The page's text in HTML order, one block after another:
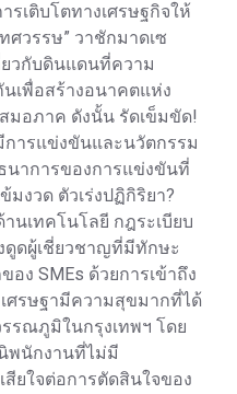
รเติบโตทางเศรษฐกิจให้
ศวรรษ” วาชักมาดเซ
วกับดินแดนที่ความ
เพื่อสร้างอนาคตแห่ง
มอภาค ดังนั้น รัดเข็มขัด!
การแข่งขันและนวัตกรรม
นาการของการแข่งขันที่
งวด ตัวเร่งปฏิกิริยา?
นเทคโนโลยี กฎระเบียบ
ดูดผู้เชี่ยวชาญที่มีทักษะ
ง SMEs ด้วยการเข้าถึง
ศรษฐามีความสุขมากที่ได้
รณภูมิในกรุงเทพฯ โดย
พนักงานที่ไม่มี
ยใจต่อการตัดสินใจของ